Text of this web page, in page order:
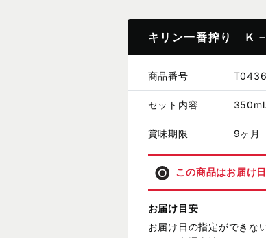
キリン一番搾り Ｋ
商品番号
セット内容
賞味期限 9ヶ月
この商品はお届け
お届け目安
お届け日の指定ができな